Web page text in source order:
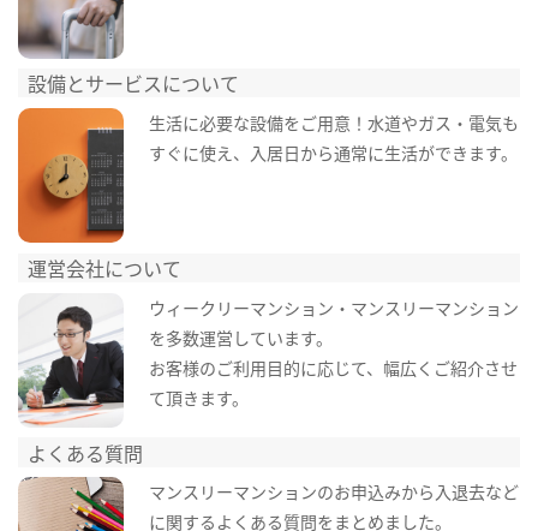
設備とサービスについて
生活に必要な設備をご用意！水道やガス・電気も
すぐに使え、入居日から通常に生活ができます。
運営会社について
ウィークリーマンション・マンスリーマンション
を多数運営しています。
お客様のご利用目的に応じて、幅広くご紹介させ
て頂きます。
よくある質問
マンスリーマンションのお申込みから入退去など
に関するよくある質問をまとめました。